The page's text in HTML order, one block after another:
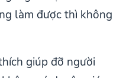
làm được thì không
giúp đỡ người